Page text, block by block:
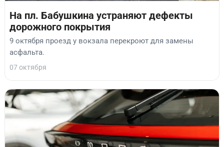
На пл. Бабушкина устраняют дефекты
дорожного покрытия
9 октября проезд у вокзала перекроют для замены
асфальта.
07 октября